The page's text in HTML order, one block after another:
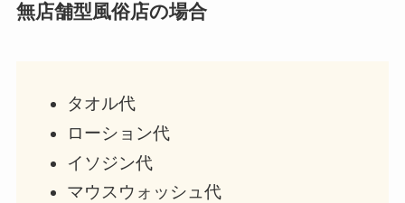
無店舗型風俗店の場合
タオル代
ローション代
イソジン代
マウスウォッシュ代